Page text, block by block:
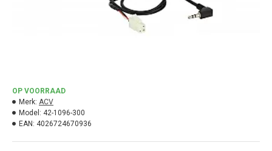
OP VOORRAAD
Merk: ACV
Model: 42-1096-300
EAN: 4026724670936